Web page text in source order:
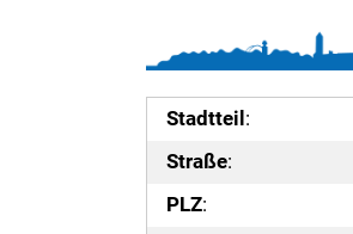
Stadtteil :
Straße:
PLZ: